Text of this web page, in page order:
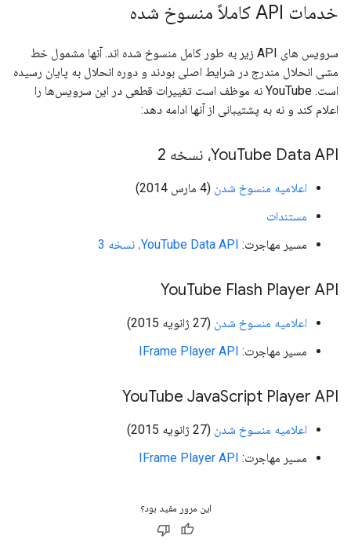
خدمات API کاملاً منسوخ شده
سرویس های API زیر به طور کامل منسوخ شده اند. آنها مشمول خط
مشی انحلال مندرج در شرایط اصلی بودند و دوره انحلال به پایان رسیده
است. YouTube نه موظف است تغییرات قطعی در این سرویس‌ها را
اعلام کند و نه به پشتیبانی از آنها ادامه دهد:
YouTube Data API، نسخه 2
اعلامیه منسوخ شدن (4 مارس 2014)
مستندات
مسیر مهاجرت: YouTube Data API، نسخه 3
YouTube Flash Player API
اعلامیه منسوخ شدن (27 ژانویه 2015)
مسیر مهاجرت: IFrame Player API
YouTube JavaScript Player API
اعلامیه منسوخ شدن (27 ژانویه 2015)
مسیر مهاجرت: IFrame Player API
این مرور مفید بود؟